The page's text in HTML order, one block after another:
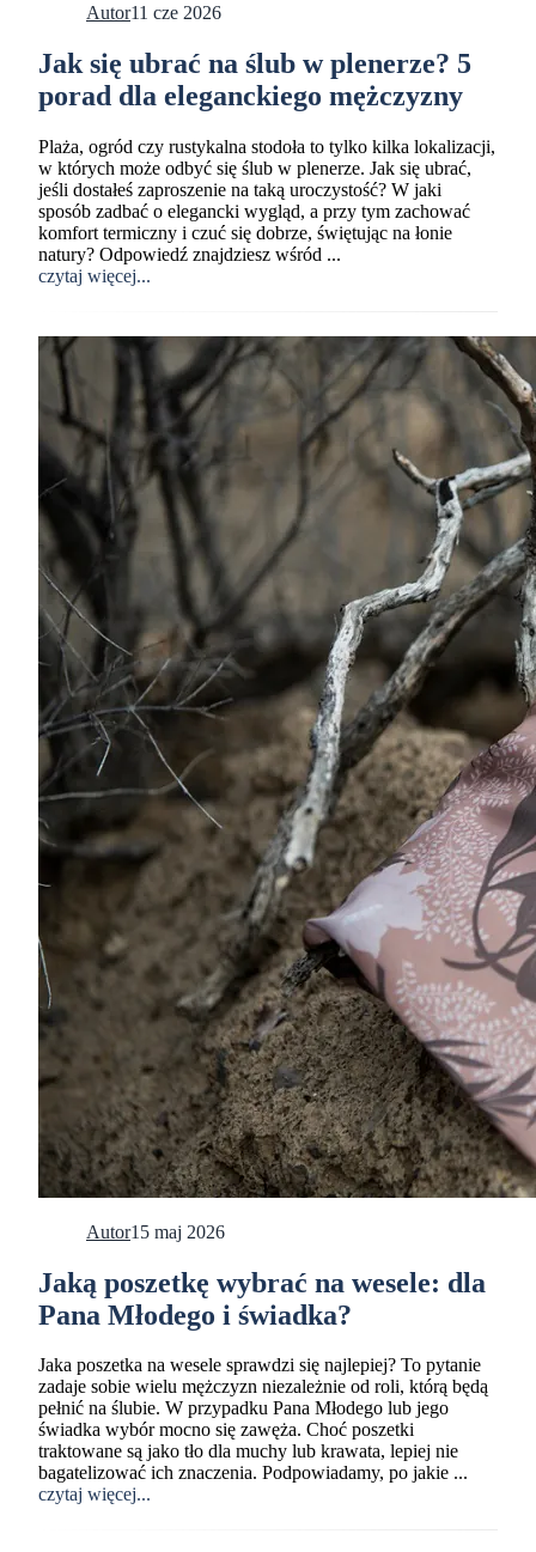
Autor11 cze 2026
Jak się ubrać na ślub w plenerze? 5
porad dla eleganckiego mężczyzny
Plaża, ogród czy rustykalna stodoła to tylko kilka lokalizacji,
w których może odbyć się ślub w plenerze. Jak się ubrać,
jeśli dostałeś zaproszenie na taką uroczystość? W jaki
sposób zadbać o elegancki wygląd, a przy tym zachować
komfort termiczny i czuć się dobrze, świętując na łonie
natury? Odpowiedź znajdziesz wśród ...
czytaj więcej...
Autor15 maj 2026
Jaką poszetkę wybrać na wesele: dla
Pana Młodego i świadka?
Jaka poszetka na wesele sprawdzi się najlepiej? To pytanie
zadaje sobie wielu mężczyzn niezależnie od roli, którą będą
pełnić na ślubie. W przypadku Pana Młodego lub jego
świadka wybór mocno się zawęża. Choć poszetki
traktowane są jako tło dla muchy lub krawata, lepiej nie
bagatelizować ich znaczenia. Podpowiadamy, po jakie ...
czytaj więcej...